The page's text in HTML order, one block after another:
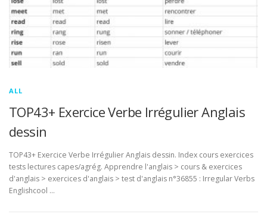
ALL
TOP43+ Exercice Verbe Irrégulier Anglais
dessin
TOP43+ Exercice Verbe Irrégulier Anglais dessin. Index cours exercices
tests lectures capes/agrég. Apprendre l'anglais > cours & exercices
d'anglais > exercices d'anglais > test d'anglais n°36855 : Irregular Verbs
Englishcool …